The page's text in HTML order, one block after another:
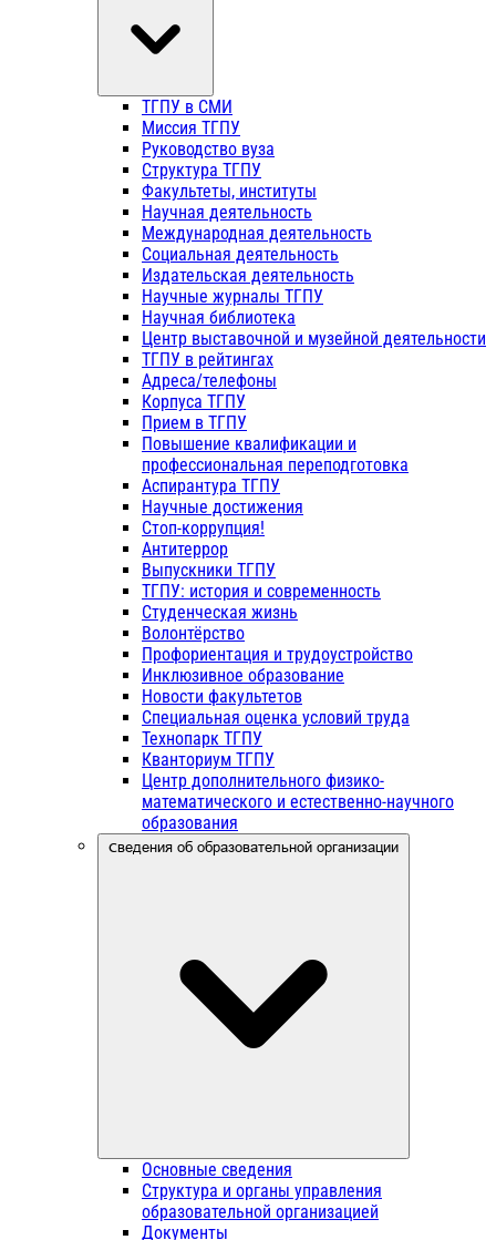
ТГПУ в СМИ
Миссия ТГПУ
Руководство вуза
Структура ТГПУ
Факультеты, институты
Научная деятельность
Международная деятельность
Социальная деятельность
Издательская деятельность
Научные журналы ТГПУ
Научная библиотека
Центр выставочной и музейной деятельности
ТГПУ в рейтингах
Адреса/телефоны
Корпуса ТГПУ
Прием в ТГПУ
Повышение квалификации и
профессиональная переподготовка
Аспирантура ТГПУ
Научные достижения
Стоп-коррупция!
Антитеррор
Выпускники ТГПУ
ТГПУ: история и современность
Студенческая жизнь
Волонтёрство
Профориентация и трудоустройство
Инклюзивное образование
Новости факультетов
Специальная оценка условий труда
Технопарк ТГПУ
Кванториум ТГПУ
Центр дополнительного физико-
математического и естественно-научного
образования
Сведения об образовательной организации
Основные сведения
Структура и органы управления
образовательной организацией
Документы